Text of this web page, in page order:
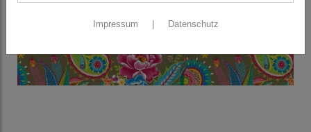
Impressum Datenschutz